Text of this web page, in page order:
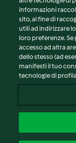
© Copyright 2026
Termini del servizio
Informativa sulla
Avvertenze generali
Note legali
Contenuto del
Dichiarazione di
informazioni
sito, al fine di
utili ad indirizzare
loro preferenze.
accesso ad altra
dello stesso (ad
manifesti il tuo
tecnologie di